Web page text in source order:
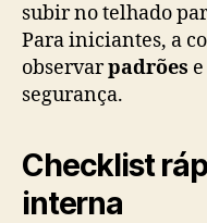
subir no telhado
Para iniciantes, a
observarpadrões e
segurança.
Checklist
interna